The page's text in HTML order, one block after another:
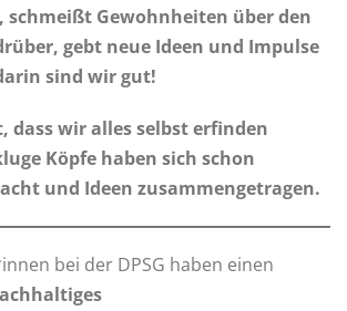
schmeißt Gewohnheiten über den
gebt neue Ideen und Impulse
sind wir gut!
dass wir alles selbst erfinden
Köpfe haben sich schon
und Ideen zusammengetragen.
bei der DPSG haben einen